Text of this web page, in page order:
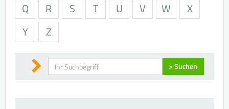
Q
R S T U V W
X
Y
Z
Suchen > Suchen